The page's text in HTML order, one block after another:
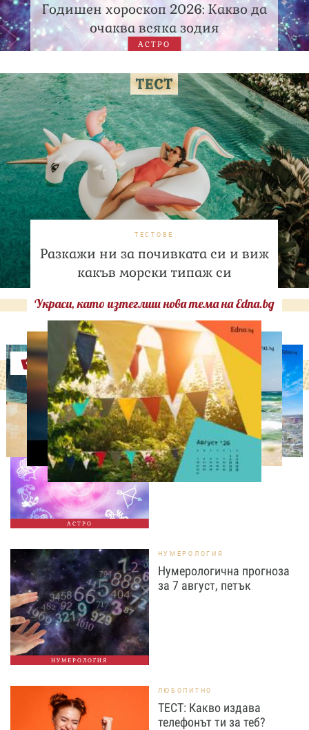
Годишен хороскоп 2026: Какво да
очаква всяка зодия
АСТРО
ТЕСТОВЕ
Разкажи ни за почивката си и виж
какъв морски типаж си
Украси, като изтеглиш нова тема на Edna.bg
Оферти
АСТРО
АСТРОЛОГИЯ
Дневен хороскоп за 7
август, петък
НУМЕРОЛОГИЯ
НУМЕРОЛОГИЯ
Нумерологична прогноза
за 7 август, петък
ЛЮБОПИТНО
ТЕСТ: Какво издава
телефонът ти за теб?